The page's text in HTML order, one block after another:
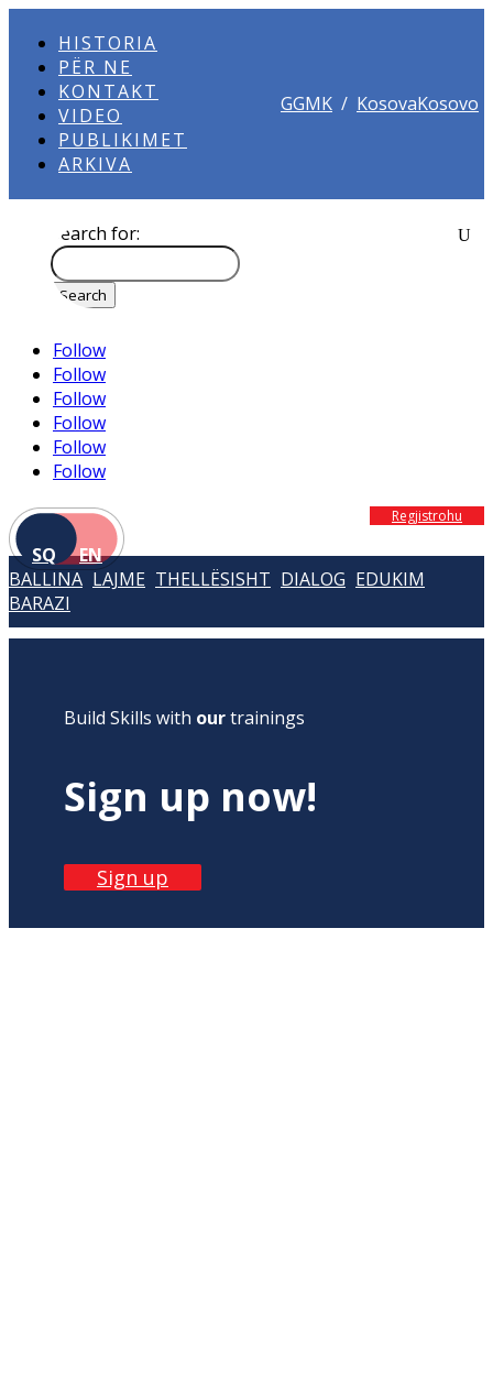
HISTORIA
PËR NE
KONTAKT
VIDEO
PUBLIKIMET
ARKIVA
GGMK / KosovaKosovo
Search for:
Follow
Follow
Follow
Follow
Follow
Follow
SQ EN
Regjistrohu
BALLINA LAJME THELLËSISHT DIALOG EDUKIM
BARAZI
Build Skills with ourtrainings
Sign up now!
Sign up